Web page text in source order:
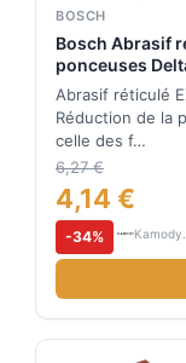
BOSCH
Bosch Abrasif
ponceuses
2608900724
Abrasif réticulé
Réduction de la
celle des f…
6,27 €
4,14 €
-34%